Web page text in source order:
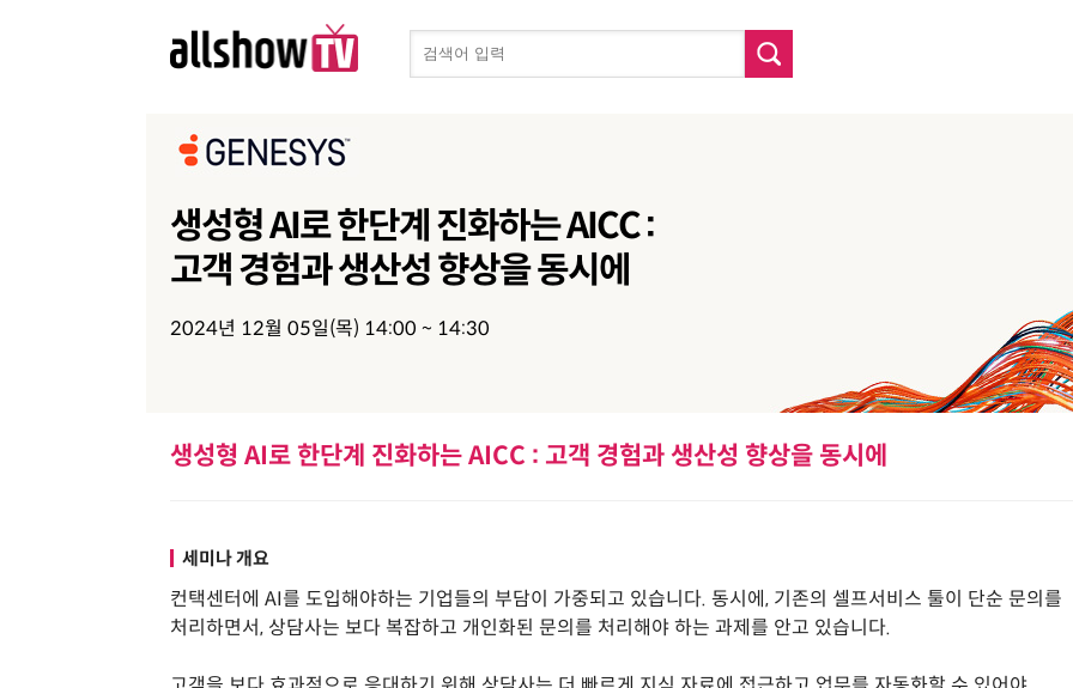
생성형 AI로 한단계 진화하는 AICC :
고객 경험과 생산성 향상을 동시에
2024년 12월 05일(목) 14:00 ~ 14:30
생성형 AI로 한단계 진화하는 AICC : 고객 경험과 생산성 향상을 동시에
세미나 개요
컨택센터에 AI를 도입해야하는 기업들의 부담이 가중되고 있습니다. 동시에, 기존의 셀프서비스 툴이 단순 문의를
처리하면서, 상담사는 보다 복잡하고 개인화된 문의를 처리해야 하는 과제를 안고 있습니다.